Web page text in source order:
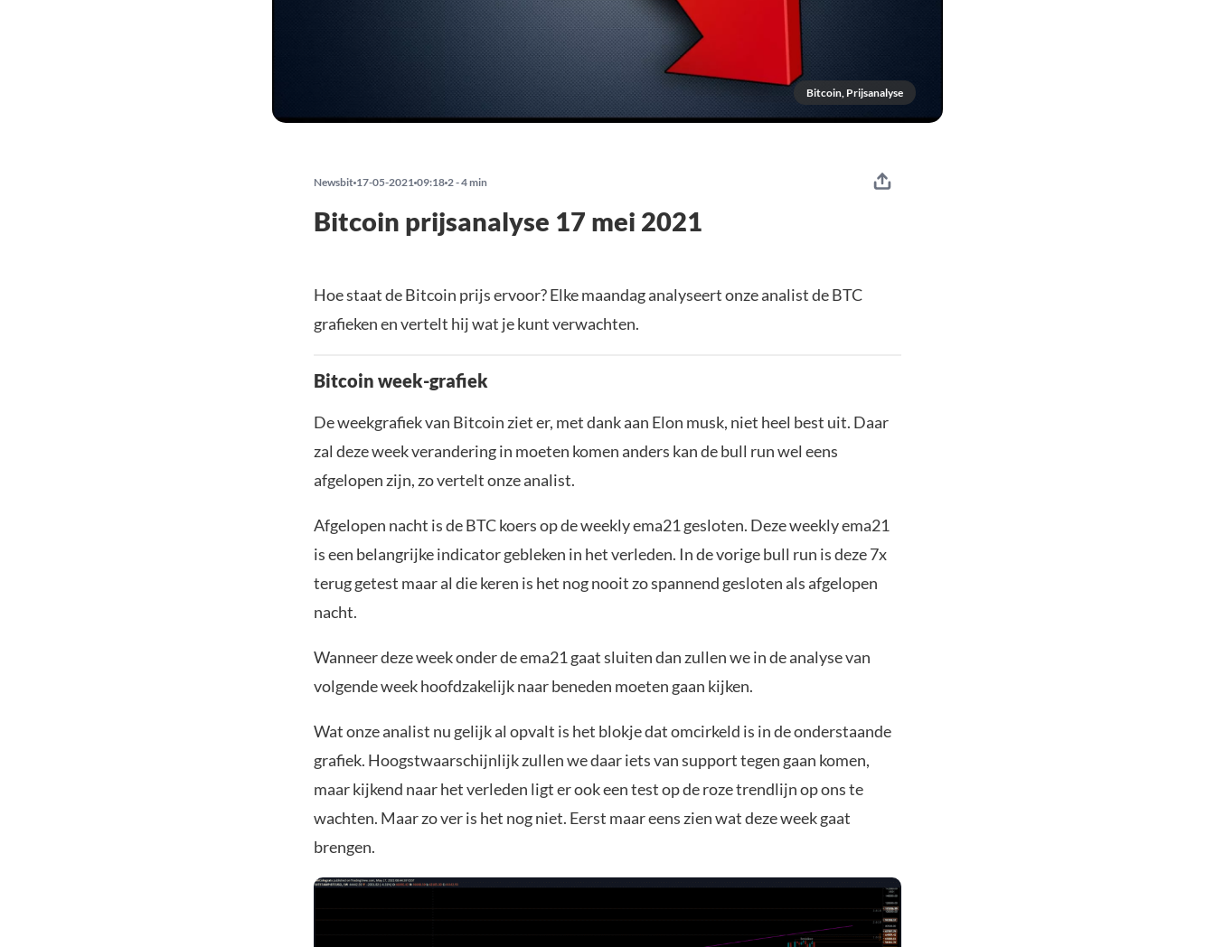
Bitcoin, Prijsanalyse
Newsbit 17-05-2021 09:18 2 - 4 min
Bitcoin prijsanalyse 17 mei 2021
Hoe staat de Bitcoin prijs ervoor? Elke maandag analyseert onze analist de BTC
grafieken en vertelt hij wat je kunt verwachten.
Bitcoin week-grafiek
De weekgrafiek van Bitcoin ziet er, met dank aan Elon musk, niet heel best uit. Daar
zal deze week verandering in moeten komen anders kan de bull run wel eens
afgelopen zijn, zo vertelt onze analist.
Afgelopen nacht is de BTC koers op de weekly ema21 gesloten. Deze weekly ema21
is een belangrijke indicator gebleken in het verleden. In de vorige bull run is deze 7x
terug getest maar al die keren is het nog nooit zo spannend gesloten als afgelopen
nacht.
Wanneer deze week onder de ema21 gaat sluiten dan zullen we in de analyse van
volgende week hoofdzakelijk naar beneden moeten gaan kijken.
Wat onze analist nu gelijk al opvalt is het blokje dat omcirkeld is in de onderstaande
grafiek. Hoogstwaarschijnlijk zullen we daar iets van support tegen gaan komen,
maar kijkend naar het verleden ligt er ook een test op de roze trendlijn op ons te
wachten. Maar zo ver is het nog niet. Eerst maar eens zien wat deze week gaat
brengen.